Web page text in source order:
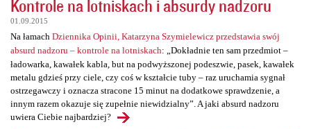
Kontrole na lotniskach i absurdy nadzoru
01.09.2015
Na łamach Dziennika Opinii, Katarzyna Szymielewicz przedstawia swój
absurd nadzoru – kontrole na lotniskach: „Dokładnie ten sam przedmiot –
ładowarka, kawałek kabla, but na podwyższonej podeszwie, pasek, kawałek
metalu gdzieś przy ciele, czy coś w kształcie tuby – raz uruchamia sygnał
ostrzegawczy i oznacza stracone 15 minut na dodatkowe sprawdzenie, a
innym razem okazuje się zupełnie niewidzialny”. A jaki absurd nadzoru
uwiera Ciebie najbardziej?